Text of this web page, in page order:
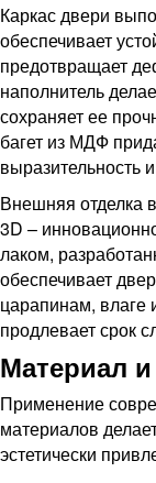
Каркас двери
обеспечивает
предотвращает
наполнитель
сохраняет ее
багет из МДФ
выразительность
Внешняя отделка
3D –
лаком,
обеспечивает
царапинам, влаге
продлевает срок
Материал
Применение
материалов
эстетически